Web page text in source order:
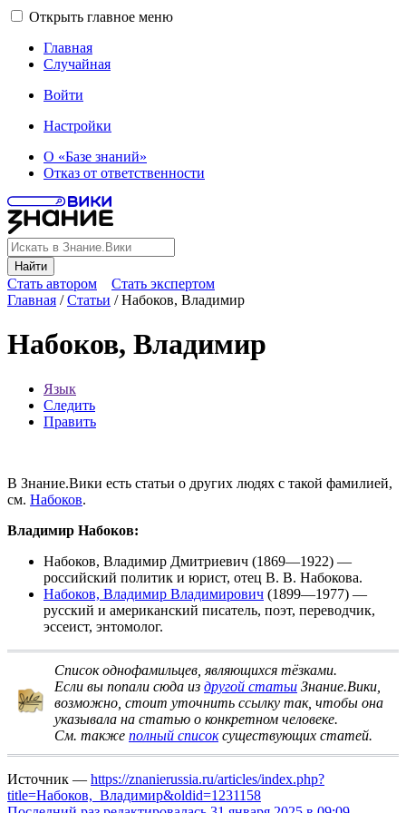
Открыть главное меню
Главная
Случайная
Войти
Настройки
О «Базе знаний»
Отказ от ответственности
Найти
Стать автором
Стать экспертом
Главная /Статьи /Набоков, Владимир
Набоков, Владимир
Язык
Следить
Править
В Знание.Вики есть статьи о других людях с такой фамилией,
см. Набоков.
Владимир Набоков:
Набоков, Владимир Дмитриевич (1869—1922) —
российский политик и юрист, отец В. В. Набокова.
Набоков, Владимир Владимирович (1899—1977) —
русский и американский писатель, поэт, переводчик,
эссеист, энтомолог.
Список однофамильцев, являющихся тёзками.
Если вы попали сюда из другой статьи Знание.Вики,
возможно, стоит уточнить ссылку так, чтобы она
указывала на статью о конкретном человеке.
См. также полный списоксуществующих статей.
Источник — https://znanierussia.ru/articles/index.php?
title=Набоков,_Владимир&oldid=1231158